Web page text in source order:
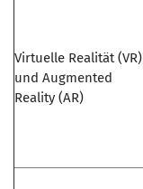
Virtuelle Realität (VR)
und Augmented
Reality (AR)